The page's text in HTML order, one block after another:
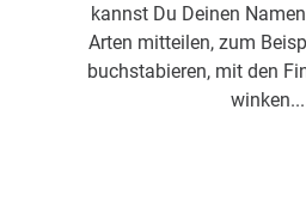
kannst Du Deinen
Arten mitteilen, zum
buchstabieren, mit den
winken...